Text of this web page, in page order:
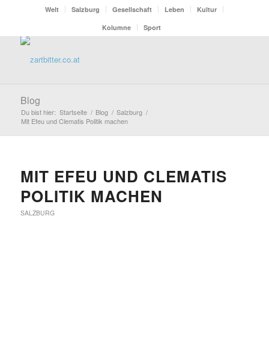
Welt Salzburg Gesellschaft Leben
Kultur
Kolumne
Sport
Blog
Du bist hier: Startseite / Blog / Salzburg /
Mit Efeu und Clematis Politik machen
MIT EFEU UND CLEMATIS
POLITIK MACHEN
SALZBURG